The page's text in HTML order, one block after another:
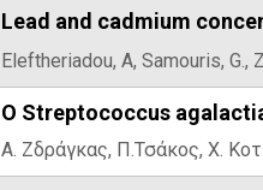
Lead and cadmium
Eleftheriadou, A, Samouris, G.,
Ο Streptococcus
Α. Ζδράγκας, Π.Τσάκος, Χ.